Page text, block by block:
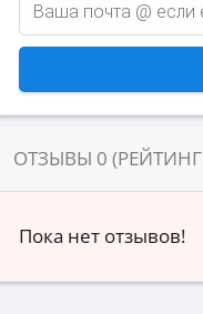
ОТЗЫВЫ 0 (РЕЙТИНГ
Пока нет отзывов!